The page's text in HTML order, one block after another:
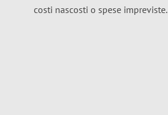
costi nascosti o spese impreviste.